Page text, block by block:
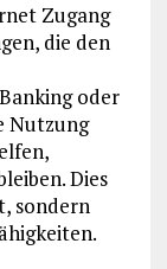
Zugang
die den
oder
Nutzung
Dies
sondern